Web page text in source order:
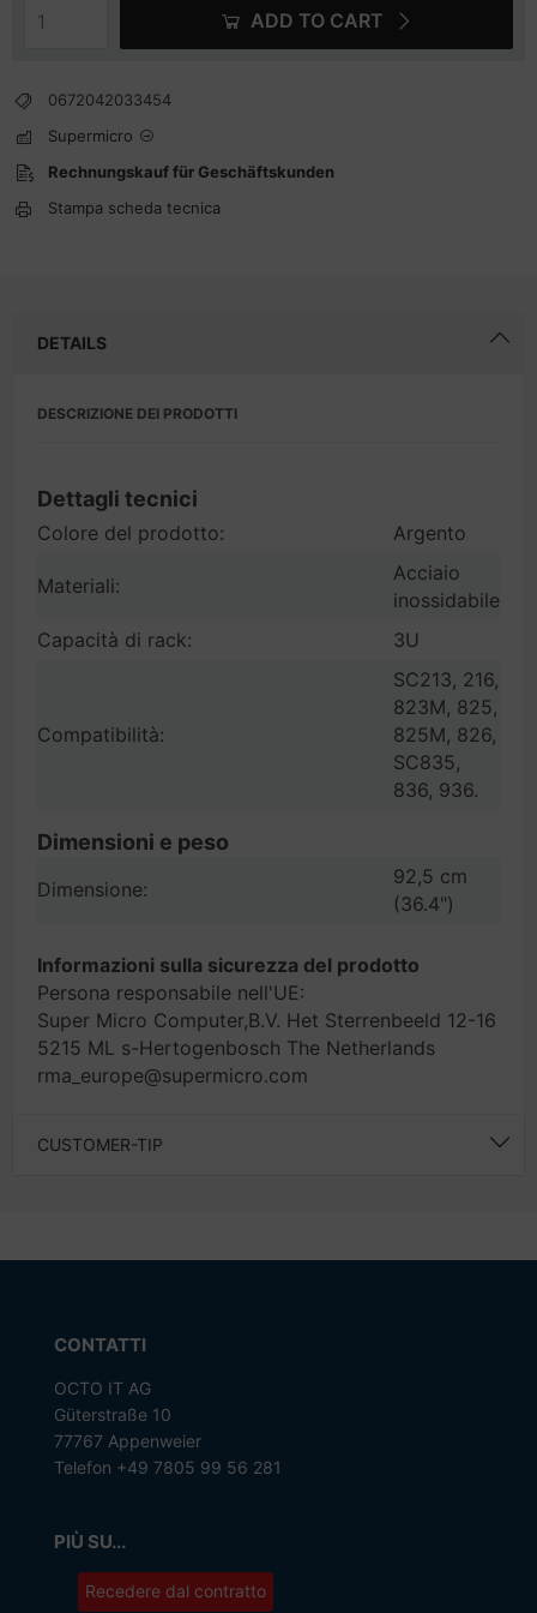
ADD TO CART
0672042033454
Supermicro
Rechnungskauf für Geschäftskunden
Stampa scheda tecnica
DETAILS
DESCRIZIONE DEI PRODOTTI
Dettagli tecnici
Colore del prodotto: Argento
Materiali:
Acciaio
inossidabile
Capacità di rack:
3U
Compatibilità:
SC213, 216,
823M, 825,
825M, 826,
SC835,
836, 936.
Dimensioni e peso
Dimensione:
92,5 cm
(36.4")
Informazioni sulla sicurezza del prodotto
Persona responsabile nell'UE:
Super Micro Computer,B.V. Het Sterrenbeeld 12-16
5215 ML s-Hertogenbosch The Netherlands
rma_europe@supermicro.com
CUSTOMER-TIP
CONTATTI
OCTO IT AG
Güterstraße 10
77767 Appenweier
Telefon +49 7805 99 56 281
PIÙ SU...
Recedere dal contratto